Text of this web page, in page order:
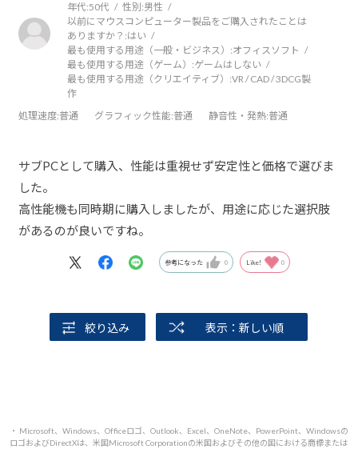
年代:50代 性別:男性
以前にマウスコンピューター製品をご購入されたことは
ありますか？:はい
最も使用する用途（一般・ビジネス）:オフィスソフト
最も使用する用途（ゲーム）:ゲームはしない
最も使用する用途（クリエイティブ）:VR / CAD / 3DCG製
作
処理速度:普通 グラフィック性能:普通 静音性・発熱:普通
サブPCとして購入、性能は重視せず安定性と価格で選びま
した。
高性能機も同時期に購入しましたが、用途に応じた選択肢
があるのが良いですね。
参考になった 0 Like! 0
絞り込み 表示：新しい順
・ Microsoft、Windows、Officeロゴ、Outlook、Excel、OneNote、PowerPoint、Windowsの
ロゴおよびDirectXは、米国Microsoft Corporationの米国およびその他の国における商標または